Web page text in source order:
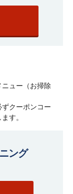
ュー（お掃除
クーポンコー
す。
ング